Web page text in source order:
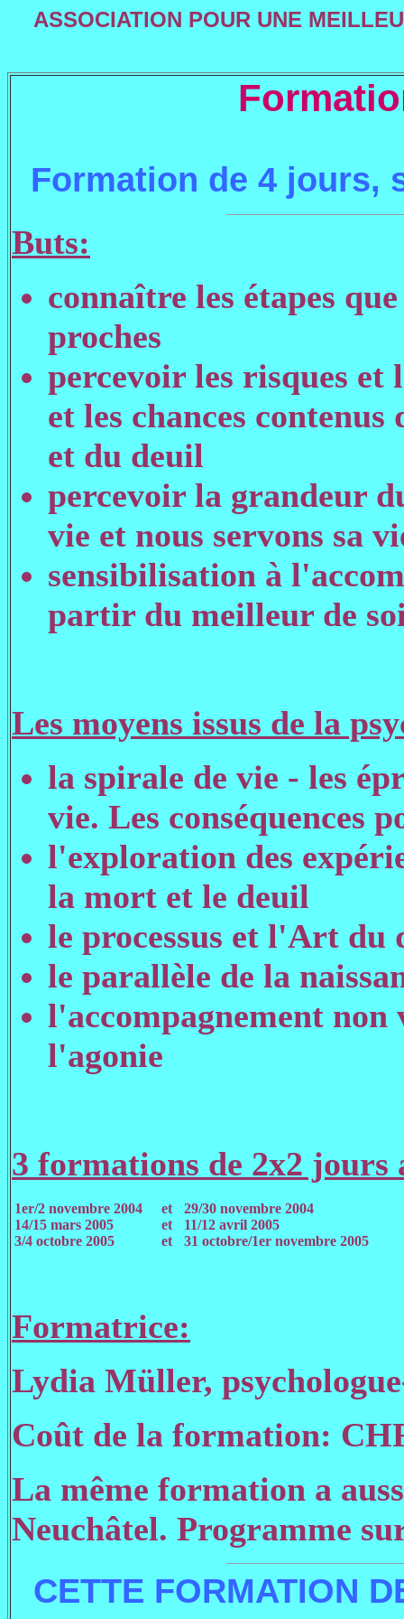
ASSOCIATION POUR UNE
Formation de 4 jours,
Buts:
connaître les étapes
proches
percevoir les risques et
et les chances contenus
et du deuil
percevoir la grandeur
vie et nous servons sa
sensibilisation à
partir du meilleur de
Les moyens issus de la
la spirale de vie - les
vie. Les conséquences
l'exploration des
la mort et le deuil
le processus et l'Art du
le parallèle de la
l'accompagnement non
l'agonie
3 formations de 2x2 jours
1er/2 novembre 2004
14/15 mars 2005
3/4 octobre 2005
et
et
et
29/30 novembre 2004
11/12 avril 2005
31 octobre/1er novembre 2005
Formatrice:
Lydia Müller,
Coût de la formation:
La même formation a
Neuchâtel. Programme
CETTE FORMATION